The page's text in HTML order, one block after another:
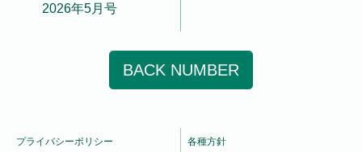
2026年5月号
BACK NUMBER
プライバシーポリシー 各種方針